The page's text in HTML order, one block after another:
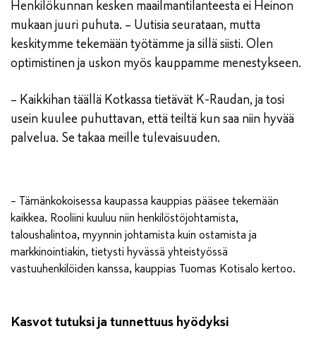
Henkilökunnan kesken maailmantilanteesta ei Heinon
mukaan juuri puhuta. – Uutisia seurataan, mutta
keskitymme tekemään työtämme ja sillä siisti. Olen
optimistinen ja uskon myös kauppamme menestykseen.
– Kaikkihan täällä Kotkassa tietävät K-Raudan, ja tosi
usein kuulee puhuttavan, että teiltä kun saa niin hyvää
palvelua. Se takaa meille tulevaisuuden.
– Tämänkokoisessa kaupassa kauppias pääsee tekemään
kaikkea. Rooliini kuuluu niin henkilöstöjohtamista,
taloushalintoa, myynnin johtamista kuin ostamista ja
markkinointiakin, tietysti hyvässä yhteistyössä
vastuuhenkilöiden kanssa, kauppias Tuomas Kotisalo kertoo.
Kasvot tutuksi ja tunnettuus hyödyksi